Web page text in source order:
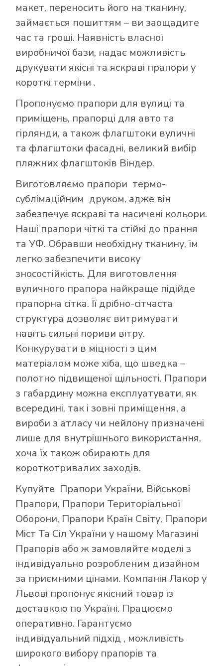
макет, переносить його на тканину,
займається пошиттям – ви заощадите
час та гроші. Наявність власної
виробничої бази, надає можливість
друкувати якісні та яскраві прапори у
короткі терміни .
Пропонуємо прапори для вулиці та
приміщень, прапорці для авто та
гірлянди, а також флагштоки вуличні
та флагштоки фасадні, великий вибір
пляжних флагштоків Віндер.
Виготовляємо прапори термо-
сублімаційним друком, адже він
забезпечує яскраві та насичені кольори.
Наші прапори чіткі та стійкі до прання
та УФ. Обравши необхідну тканину, їм
легко забезпечити високу
зносостійкість. Для виготовлення
вуличного прапора найкраще підійде
прапорна сітка. Її дрібно-сітчаста
структура дозволяє витримувати
навіть сильні пориви вітру.
Конкурувати в міцності з цим
матеріалом може хіба, що шведка –
полотно підвищеної щільності. Прапори
з габардину можна експлуатувати, як
всередині, так і зовні приміщення, а
вироби з атласу чи нейлону призначені
лише для внутрішнього використання,
хоча їх також обирають для
короткотривалих заходів.
Купуйте Прапори України, Військові
Прапори, Прапори Територіальної
Оборони, Прапори Країн Світу, Прапори
Міст Та Сіл України у нашому Магазині
Прапорів або ж замовляйте моделі з
індивідуально розробленим дизайном
за приємними цінами. Компанія Лакор у
Львові пропонує якісний товар із
доставкою по Україні. Працюємо
оперативно. Гарантуємо
індивідуальний підхід , можливість
широкого вибору прапорів та